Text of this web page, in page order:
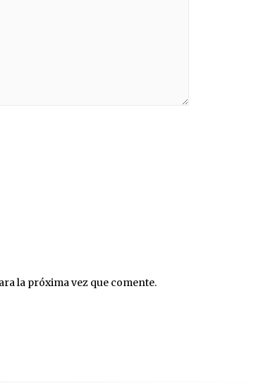
la próxima vez que comente.